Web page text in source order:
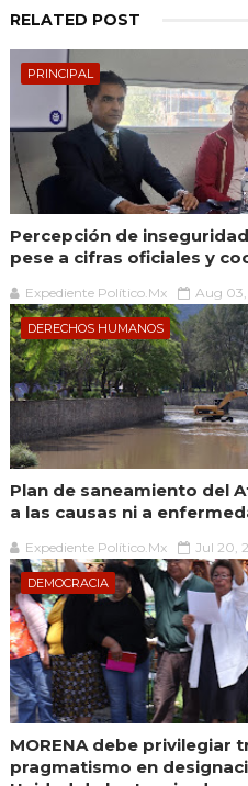
RELATED POST
PRINCIPAL
Percepción de
pese a cifras oficiales y
Expediente Político.Mx Aug
DERECHOS HUMANOS
Plan de saneamiento del
a las causas ni a
Expediente Político.Mx Jul 20,
DEMOCRACIA
MORENA debe privilegiar
pragmatismo en